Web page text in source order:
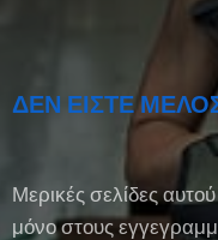
ΔΕΝ ΕΙΣΤΕ
Μερικές σελίδες
μόνο στους